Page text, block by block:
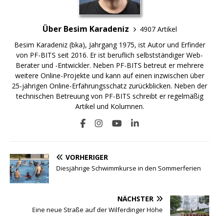
Über Besim Karadeniz
4907 Artikel
Besim Karadeniz (bka), Jahrgang 1975, ist Autor und Erfinder
von PF-BITS seit 2016. Er ist beruflich selbstständiger Web-
Berater und -Entwickler. Neben PF-BITS betreut er mehrere
weitere Online-Projekte und kann auf einen inzwischen über
25-jährigen Online-Erfahrungsschatz zurückblicken. Neben der
technischen Betreuung von PF-BITS schreibt er regelmäßig
Artikel und Kolumnen.
VORHERIGER
Diesjährige Schwimmkurse in den Sommerferien
NÄCHSTER
Eine neue Straße auf der Wilferdinger Höhe